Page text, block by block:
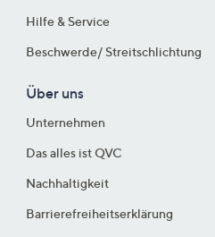
Hilfe & Service
Beschwerde/ Streitschlichtung
Über uns
Unternehmen
Das alles ist QVC
Nachhaltigkeit
Barrierefreiheitserklärung